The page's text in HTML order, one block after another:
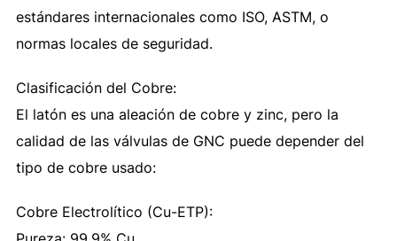
estándares internacionales como ISO, ASTM, o
normas locales de seguridad.
Clasificación del Cobre:
El latón es una aleación de cobre y zinc, pero la
calidad de las válvulas de GNC puede depender del
tipo de cobre usado:
Cobre Electrolítico (Cu-ETP):